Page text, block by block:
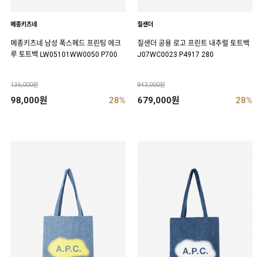
메종키츠네
메종키츠네 남성 폭스헤드 프린팅 에크
루 토트백 LW05101WW0050 P700
136,000원
98,000원 28%
질샌더
질샌더 공용 로고 프린트 내추럴 토트백
J07WC0023 P4917 280
943,000원
679,000원 28%